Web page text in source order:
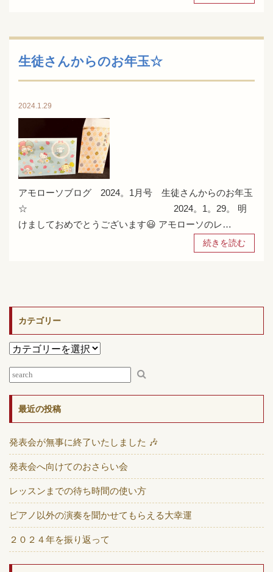
生徒さんからのお年玉☆
2024.1.29
アモローソブログ 2024。1月号 生徒さんからのお年玉
☆ 2024。1。29。 明
けましておめでとうございます😃 アモローソのレ…
続きを読む
カテゴリー
最近の投稿
発表会が無事に終了いたしました 🎶
発表会へ向けてのおさらい会
レッスンまでの待ち時間の使い方
ピアノ以外の演奏を聞かせてもらえる大幸運
２０２４年を振り返って